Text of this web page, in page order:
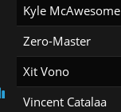
Kyle McAwesome
Zero-Master
Xit Vono
Vincent Catalaa